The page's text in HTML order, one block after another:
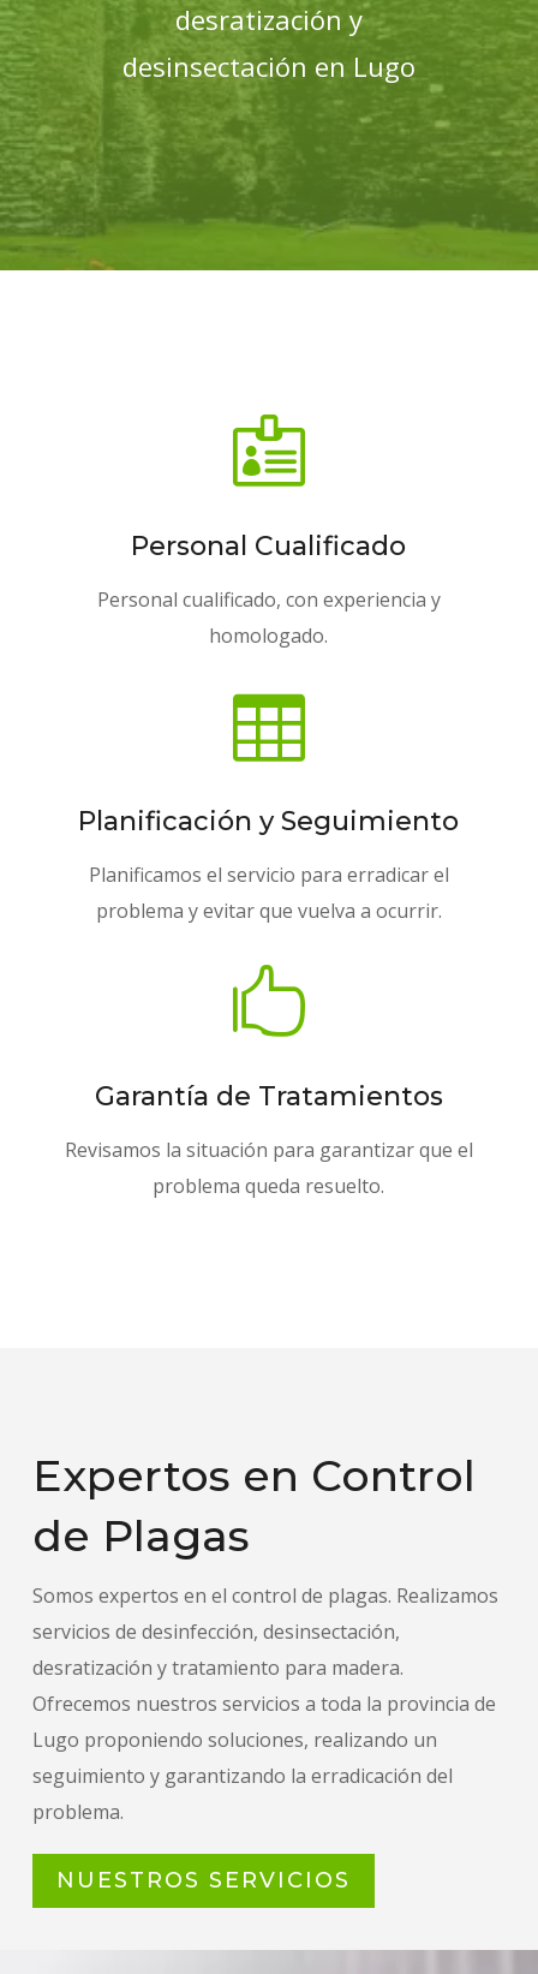
desratización y
desinsectación en Lugo

Personal Cualificado
Personal cualificado, con experiencia y
homologado.

Planificación y Seguimiento
Planificamos el servicio para erradicar el
problema y evitar que vuelva a ocurrir.

Garantía de Tratamientos
Revisamos la situación para garantizar que el
problema queda resuelto.
Expertos en Control
de Plagas
Somos expertos en el control de plagas. Realizamos
servicios de desinfección, desinsectación,
desratización y tratamiento para madera.
Ofrecemos nuestros servicios a toda la provincia de
Lugo proponiendo soluciones, realizando un
seguimiento y garantizando la erradicación del
problema.
NUESTROS SERVICIOS